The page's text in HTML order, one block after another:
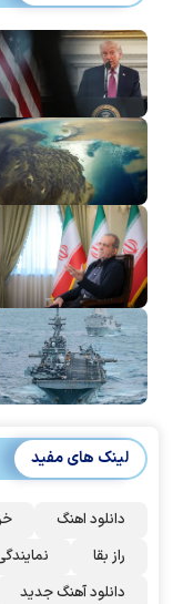
لینک های مفید
دانلود اهنگ
راز بقا
دانلود آهنگ جدید